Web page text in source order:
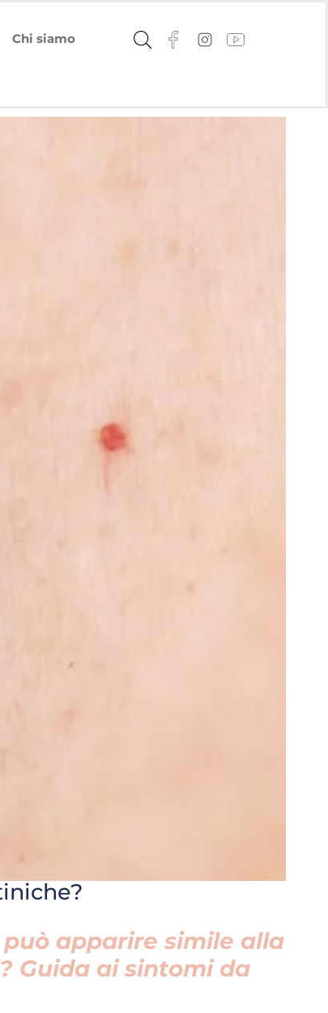
Chi siamo
apparire simile alla
Guida ai sintomi da